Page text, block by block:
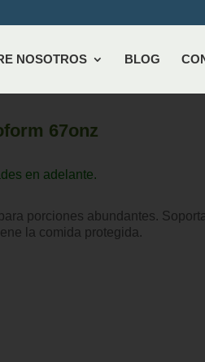
NOSOTROS BLOG
67onz
en adelante.
porciones abundantes.
la comida protegida.